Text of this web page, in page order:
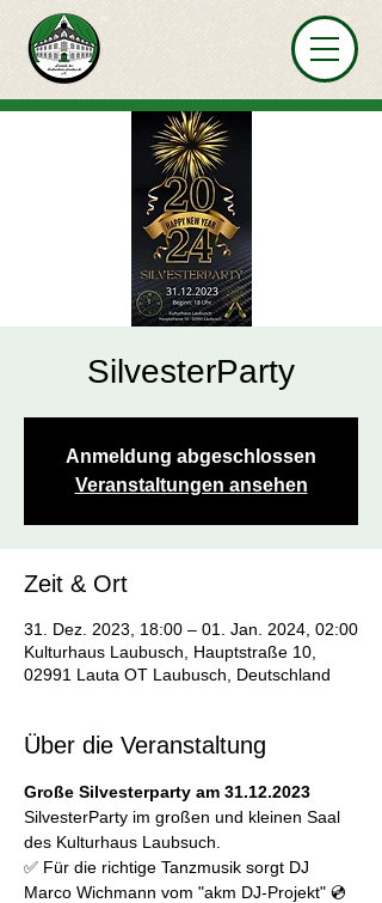
SilvesterParty
Anmeldung abgeschlossen
Veranstaltungen ansehen
Zeit & Ort
31. Dez. 2023, 18:00 – 01. Jan. 2024, 02:00
Kulturhaus Laubusch, Hauptstraße 10,
02991 Lauta OT Laubusch, Deutschland
Über die Veranstaltung
Große Silvesterparty am 31.12.2023
SilvesterParty im großen und kleinen Saal
des Kulturhaus Laubsuch.
✅ Für die richtige Tanzmusik sorgt DJ
Marco Wichmann vom "akm DJ-Projekt" 💿